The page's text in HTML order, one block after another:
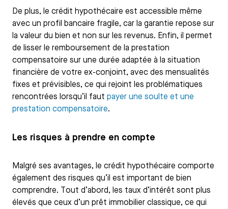
De plus, le crédit hypothécaire est accessible même
avec un profil bancaire fragile, car la garantie repose sur
la valeur du bien et non sur les revenus. Enfin, il permet
de lisser le remboursement de la prestation
compensatoire sur une durée adaptée à la situation
financière de votre ex-conjoint, avec des mensualités
fixes et prévisibles, ce qui rejoint les problématiques
rencontrées lorsqu’il faut payer une soulte et une
prestation compensatoire.
Les risques à prendre en compte
Malgré ses avantages, le crédit hypothécaire comporte
également des risques qu’il est important de bien
comprendre. Tout d’abord, les taux d’intérêt sont plus
élevés que ceux d’un prêt immobilier classique, ce qui